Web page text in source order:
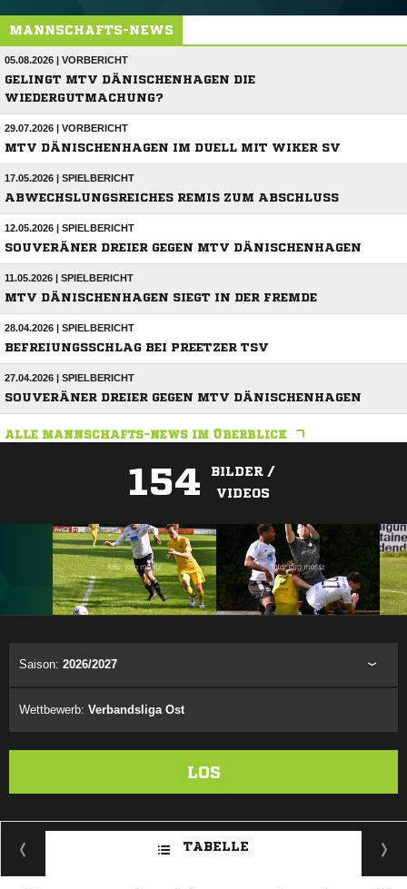
MANNSCHAFTS-NEWS
05.08.2026 | VORBERICHT
GELINGT MTV DÄNISCHENHAGEN DIE
WIEDERGUTMACHUNG?
29.07.2026 | VORBERICHT
MTV DÄNISCHENHAGEN IM DUELL MIT WIKER SV
17.05.2026 | SPIELBERICHT
ABWECHSLUNGSREICHES REMIS ZUM ABSCHLUSS
12.05.2026 | SPIELBERICHT
SOUVERÄNER DREIER GEGEN MTV DÄNISCHENHAGEN
11.05.2026 | SPIELBERICHT
MTV DÄNISCHENHAGEN SIEGT IN DER FREMDE
28.04.2026 | SPIELBERICHT
BEFREIUNGSSCHLAG BEI PREETZER TSV
27.04.2026 | SPIELBERICHT
SOUVERÄNER DREIER GEGEN MTV DÄNISCHENHAGEN
ALLE MANNSCHAFTS-NEWS IM ÜBERBLICK
154
BILDER /
VIDEOS
Saison: 2026/2027
Wettbewerb: Verbandsliga Ost
LOS
TABELLE